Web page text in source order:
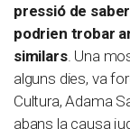
pressió de
podrien trobar
similars. Una
alguns dies, va
Cultura, Adama
abans la causa